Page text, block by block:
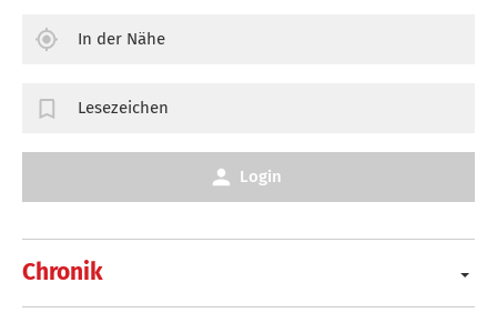
Chronik
In der Nähe
Lesezeichen
Login